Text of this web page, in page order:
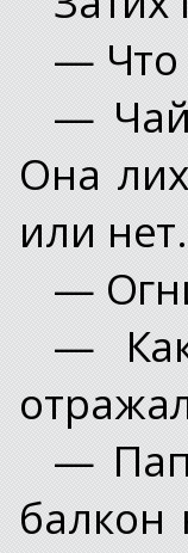
— Что
—
Она
или нет.
—
—
—